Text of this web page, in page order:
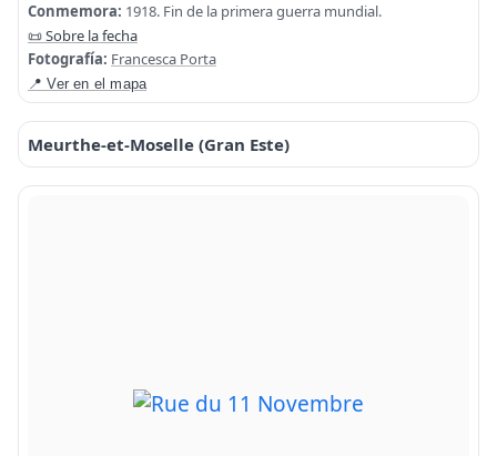
Conmemora: 1918. Fin de la primera guerra mundial.
📜 Sobre la fecha
Fotografía: Francesca Porta
📍 Ver en el mapa
Meurthe-et-Moselle (Gran Este)